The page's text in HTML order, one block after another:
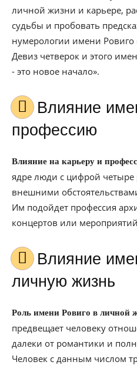
личной жизни и карьере,
судьбы и пробовать
нумерологии имени Ровиго
Девиз четверок и этого
- это новое начало».
Влияние имени Ровиго на
профессию
Влияние на карьеру и
ядре люди с цифрой четыре
внешними
Им подойдет профессия
концертов или
Влияние имени Ровиго на
личную жизнь
Роль имени Ровиго в личной
предвещает человеку
далеки от романтики и
Человек с данным числом